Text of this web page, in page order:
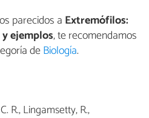
parecidos a Extremófilos:
ejemplos, te recomendamos
deBiología.
R., Lingamsetty, R.,